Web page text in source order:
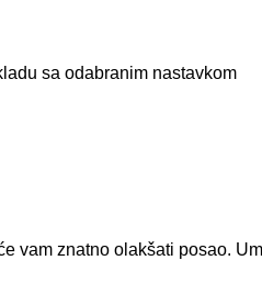
sa odabranim nastavkom
znatno olakšati posao.